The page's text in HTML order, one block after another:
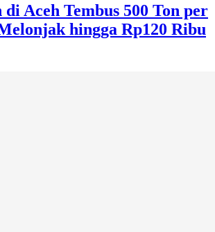
di Aceh Tembus 500 Ton per
hingga Rp120 Ribu